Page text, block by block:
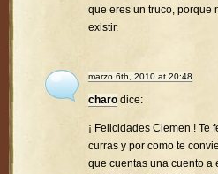
que eres un truco, porque
existir.
marzo 6th, 2010 at 20:48
charo dice:
¡ Felicidades Clemen ! Te
curras y por como te
que cuentas una cuento a